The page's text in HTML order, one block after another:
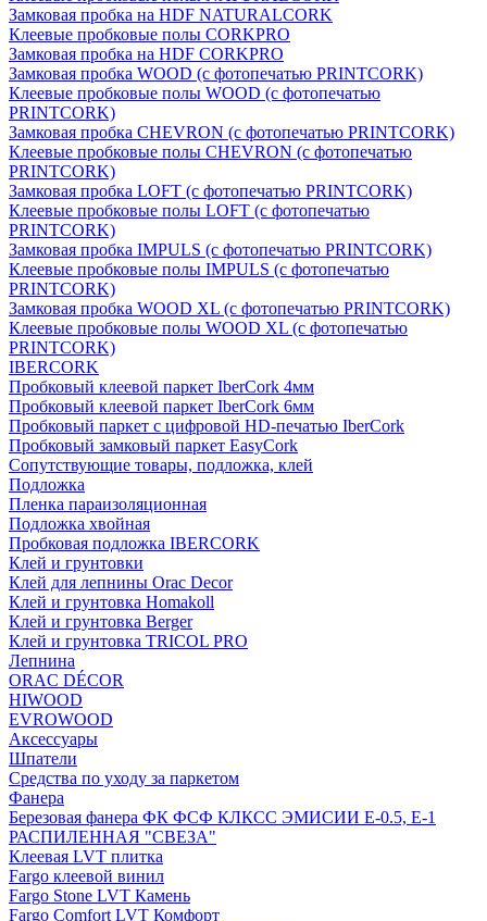
Замковая пробка на HDF NATURALCORK
Клеевые пробковые полы CORKPRO
Замковая пробка на HDF CORKPRO
Замковая пробка WOOD (с фотопечатью PRINTCORK)
Клеевые пробковые полы WOOD (с фотопечатью
PRINTCORK)
Замковая пробка CHEVRON (с фотопечатью PRINTCORK)
Клеевые пробковые полы CHEVRON (с фотопечатью
PRINTCORK)
Замковая пробка LOFT (с фотопечатью PRINTCORK)
Клеевые пробковые полы LOFT (с фотопечатью
PRINTCORK)
Замковая пробка IMPULS (с фотопечатью PRINTCORK)
Клеевые пробковые полы IMPULS (с фотопечатью
PRINTCORK)
Замковая пробка WOOD XL (с фотопечатью PRINTCORK)
Клеевые пробковые полы WOOD XL (с фотопечатью
PRINTCORK)
IBERCORK
Пробковый клеевой паркет IberCork 4мм
Пробковый клеевой паркет IberCork 6мм
Пробковый паркет с цифровой HD-печатью IberCork
Пробковый замковый паркет EasyCork
Сопутствующие товары, подложка, клей
Подложка
Пленка параизоляционная
Подложка хвойная
Пробковая подложка IBERCORK
Клей и грунтовки
Клей для лепнины Orac Decor
Клей и грунтовка Homakoll
Клей и грунтовка Berger
Клей и грунтовка TRICOL PRO
Лепнина
ORAC DÉCOR
HIWOOD
EVROWOOD
Аксессуары
Шпатели
Средства по уходу за паркетом
Фанера
Березовая фанера ФК ФСФ КЛКСС ЭМИСИИ Е-0.5, Е-1
РАСПИЛЕННАЯ "СВЕЗА"
Клеевая LVT плитка
Fargo клеевой винил
Fargo Stone LVT Камень
Fargo Comfort LVT Комфорт